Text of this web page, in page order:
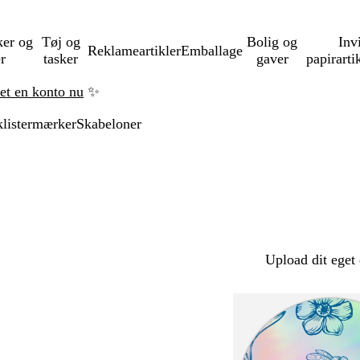
og Tøj og
tasker
ReklameartiklerEmballage
Bolig og
gaver
en konto nu ✨
Skabeloner
Upload dit eget